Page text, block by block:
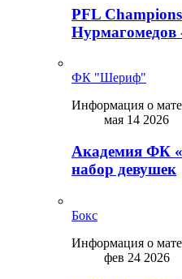
PFL
ФК "Шериф"
Информация о
мая 14 2026
Академия ФК
набор девушек
Бокс
Информация о
фев 24 2026